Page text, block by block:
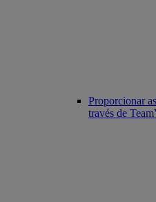
Proporcionar
través de